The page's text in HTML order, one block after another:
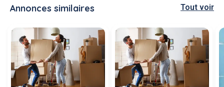
Annonces similaires Tout voir